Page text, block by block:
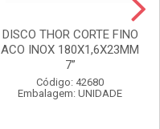
DISCO THOR CORTE FINO
ACO INOX 180X1,6X23MM
7”
Código: 42680
Embalagem: UNIDADE